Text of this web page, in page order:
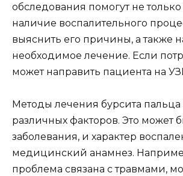
обследования помогут не
наличие воспалительного
выяснить его причины, а также
необходимое лечение. Если
может направить пациента на
Методы лечения бурсита пальца
различных факторов. Это может
заболевания, и характер
медицинский анамнез.
проблема связана с травмами,